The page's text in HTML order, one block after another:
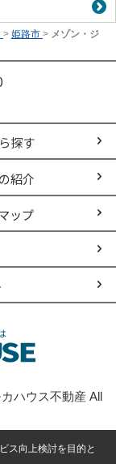
> 姫路市 > メゾン・ジ
探す
紹介
ップ
ハウス不動産 All
ス向上検討を目的と